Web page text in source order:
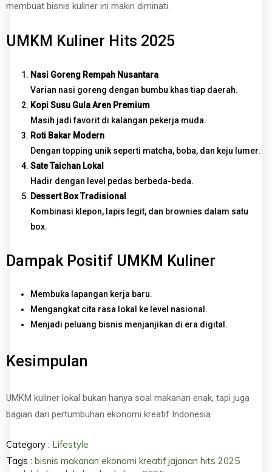
membuat bisnis kuliner ini makin diminati.
UMKM Kuliner Hits 2025
Nasi Goreng Rempah Nusantara
Varian nasi goreng dengan bumbu khas tiap daerah.
Kopi Susu Gula Aren Premium
Masih jadi favorit di kalangan pekerja muda.
Roti Bakar Modern
Dengan topping unik seperti matcha, boba, dan keju lumer.
Sate Taichan Lokal
Hadir dengan level pedas berbeda-beda.
Dessert Box Tradisional
Kombinasi klepon, lapis legit, dan brownies dalam satu
box.
Dampak Positif UMKM Kuliner
Membuka lapangan kerja baru.
Mengangkat cita rasa lokal ke level nasional.
Menjadi peluang bisnis menjanjikan di era digital.
Kesimpulan
UMKM kuliner lokal bukan hanya soal makanan enak, tapi juga
bagian dari pertumbuhan ekonomi kreatif Indonesia.
Category : Lifestyle
Tags : bisnis makanan ekonomi kreatifjajanan hits 2025